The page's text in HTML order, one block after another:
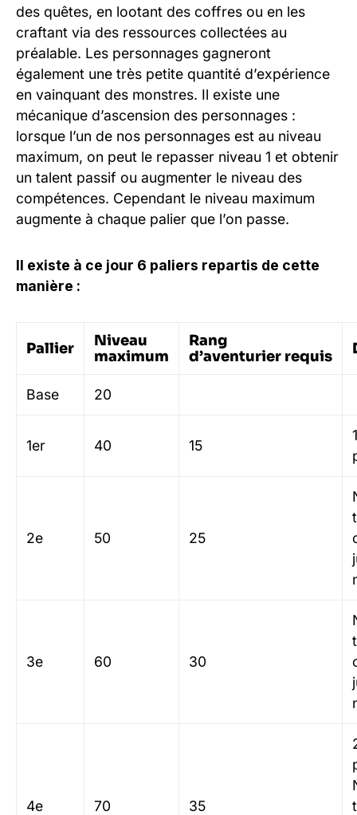
des quêtes, en lootant des coffres ou en les
craftant via des ressources collectées au
préalable. Les personnages gagneront
également une très petite quantité d’expérience
en vainquant des monstres. Il existe une
mécanique d’ascension des personnages :
lorsque l’un de nos personnages est au niveau
maximum, on peut le repasser niveau 1 et obtenir
un talent passif ou augmenter le niveau des
compétences. Cependant le niveau maximum
augmente à chaque palier que l’on passe.
Il existe à ce jour 6 paliers repartis de cette
manière :
Pallier
Niveau
maximum
Rang
d’aventurier requis
Base 20
1er 40 15
2e 50 25
3e 60 30
4e 70 35